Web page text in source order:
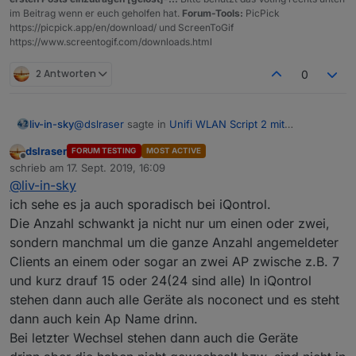
im Beitrag wenn er euch geholfen hat. Forum-Tools: PicPick
https://picpick.app/en/download/ und ScreenToGif
https://www.screentogif.com/downloads.html
2 Antworten 0
liv-in-sky@dslraser sagte in Unifi WLAN Script 2 mit
@liv-in-sky
nicht genau warum das so ist, ich habe nur eine
Vermutung.
Hier werden ja die Anzahl der Clients rein
geschrieben
Diese Zahl schwankt bei fast jedem
Aktualisierungsintervall. Kann es sein, das die
Daten von den einzelnen AP (und den dort
angemeldeten Clients) nicht immer
kann mich erinnern - da war ich etwas unschlüssig -
die anzahl , in diesem datenpunkt entspricht der
anzahl, die ich im script verwalte und die uap zeit
richtig ist- bei mir wird z.b ein bestimmter client
immer aussortiert, weil er irgendwie keine namen hat
(weiß nicht warum? - ist ein tablet)
die anzahl der user unter health - WLAN entsprich
der tatsächlichen anzahl der clients, so wie sie im
controller dargestellt werden - daher ist bei mir
immer eine differenz von einem client - zwischen
diesen beiden datenpunkten
da mein script schneller als der controller den client
als abgemeldet registriert- kann auch mal (bei mir)
die differenz 2 sein - weil es dauert, bis der
controller den client auch als abgemeldet wertet
was ich nicht feststellen kann, ist die dauernde
veränderung bei einem durchlauf - das könnte evtl
an einem client (tv, esp, irgend sowas) liegen, der
eine längere zeit schläft, bevor er wieder im netz ist -
so dass es immer wieder bei meinem script zur
abmeldung kommt , da die offset-zeit zu klein ist - ist
aber nur eine vermutung - hättest du eine vis
Offline
dslraser FORUM TESTING MOST ACTIVE
schrieb am 17. Sept. 2019, 16:09
zuletzt editiert von
@liv-in-sky
ich sehe es ja auch sporadisch bei iQontrol.
Die Anzahl schwankt ja nicht nur um einen oder zwei,
sondern manchmal um die ganze Anzahl angemeldeter
Clients an einem oder sogar an zwei AP zwische z.B. 7
und kurz drauf 15 oder 24(24 sind alle) In iQontrol
stehen dann auch alle Geräte als noconect und es steht
dann auch kein Ap Name drinn.
Bei letzter Wechsel stehen dann auch die Geräte